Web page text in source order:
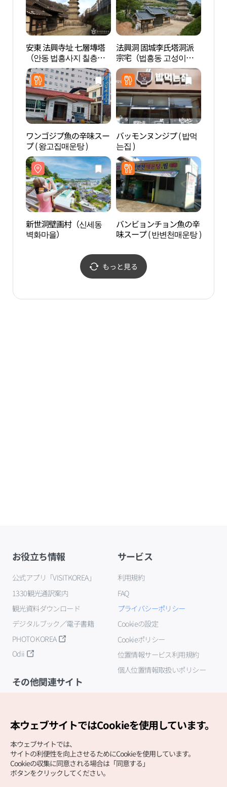
安東 法興寺址 七層塼塔
（안동 법흥사지 칠층전
탑）
法興洞 固城李氏塔洞派
宗宅（법흥동 고성이씨
탑동파종택）
ワンゴジプ魚の辛味スー
プ ( 왕고집매운탕 )
バッモンヌンジプ ( 밥먹
는집 )
新世洞壁画村（신세동
벽화마을）
バンビョンチョン魚の辛
味スープ ( 반변천매운탕 )
もっと見る
お役立ち情報
公式アプリ「VISITKOREA」
1330観光通訳案内
観光資料ダウンロード
デジタルブック／電子書籍
PHOTO KOREA
Odii
サービス
利用規約
FAQ
プライバシーポリシー
Cookieの設定
Cookieポリシー
位置情報サービス利用規約
個人位置情報取扱いポリシー
その他関連サイト
本ウェブサイトではCookieを使用しています。
本ウェブサイトでは、
サイトの利便性を向上させるためにCookieを使用しています。
Cookieの収集に同意される場合は「同意する」
ボタンをクリックしてください。